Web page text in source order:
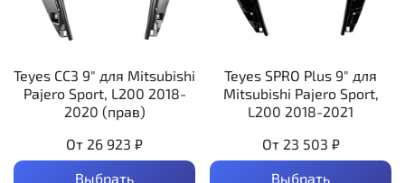
Teyes CC3 9" для Mitsubishi
Pajero Sport, L200 2018-
2020 (прав)
От 26 923 ₽
Выбрать
Teyes SPRO Plus 9" для
Mitsubishi Pajero Sport,
L200 2018-2021
От 23 503 ₽
Выбрать